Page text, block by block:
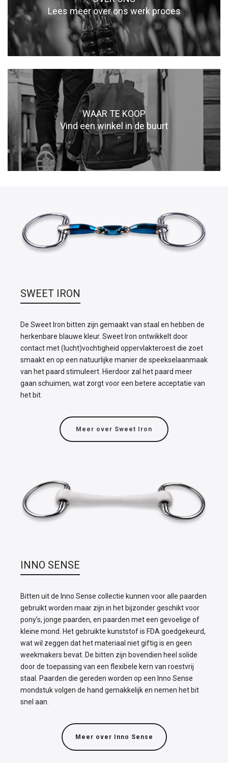
Lees meer over ons werk proces
WAAR TE KOOP
Vind een winkel in de buurt
SWEET IRON
De Sweet Iron bitten zijn gemaakt van staal en hebben de
herkenbare blauwe kleur. Sweet Iron ontwikkelt door
contact met (lucht)vochtigheid oppervlakteroest die zoet
smaakt en op een natuurlijke manier de speekselaanmaak
van het paard stimuleert. Hierdoor zal het paard meer
gaan schuimen, wat zorgt voor een betere acceptatie van
het bit.
Meer over Sweet Iron
INNO SENSE
Bitten uit de Inno Sense collectie kunnen voor alle paarden
gebruikt worden maar zijn in het bijzonder geschikt voor
pony’s, jonge paarden, en paarden met een gevoelige of
kleine mond. Het gebruikte kunststof is FDA goedgekeurd,
wat wil zeggen dat het materiaal niet giftig is en geen
weekmakers bevat. De bitten zijn bovendien heel solide
door de toepassing van een flexibele kern van roestvrij
staal. Paarden die gereden worden op een Inno Sense
mondstuk volgen de hand gemakkelijk en nemen het bit
snel aan.
Meer over Inno Sense